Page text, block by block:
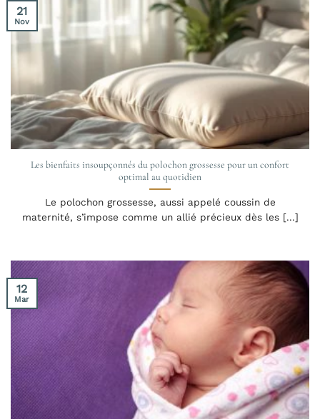
Les bienfaits insoupçonnés du polochon grossesse pour un confort
optimal au quotidien
Le polochon grossesse, aussi appelé coussin de
maternité, s’impose comme un allié précieux dès les [...]
21
Nov
12
Mar